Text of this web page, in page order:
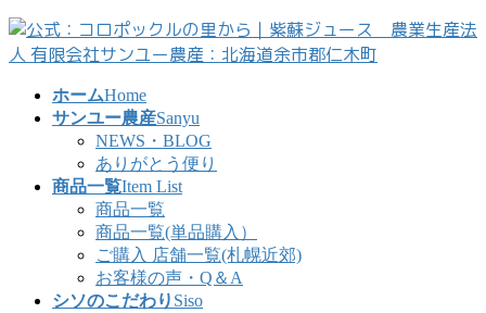
コ
ン
ナ
ビ
ホームHome
サンユー農産Sanyu
NEWS・BLOG
ありがとう便り
商品一覧Item List
商品一覧
商品一覧(単品購入）
ご購入 店舗一覧(札幌近郊)
お客様の声・Q＆A
シソのこだわり Siso